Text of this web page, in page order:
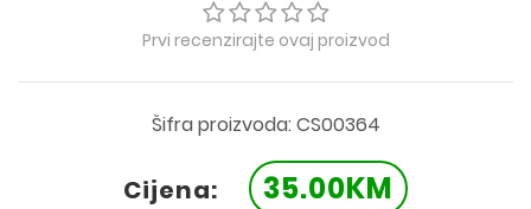
Prvi recenzirajte ovaj proizvod
Šifra proizvoda: CS00364
Cijena: 35.00KM